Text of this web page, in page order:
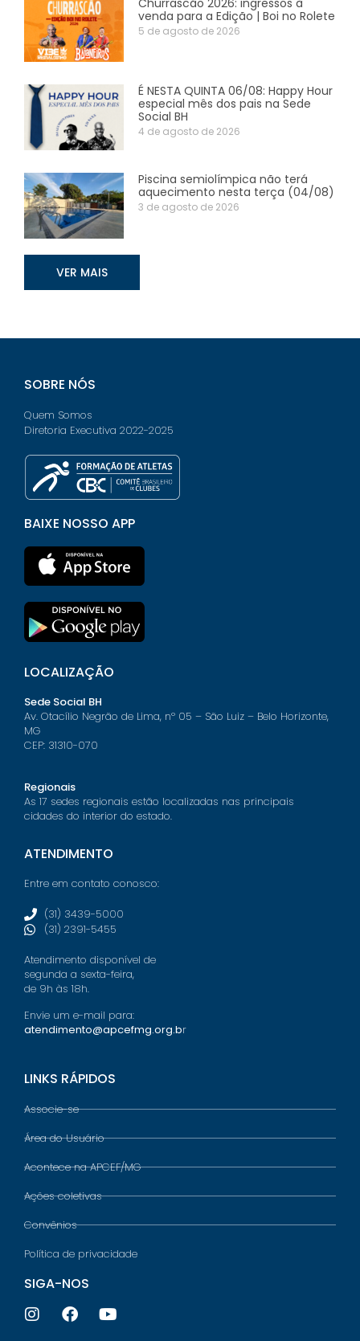
venda para a Edição | Boi no Rolete
5 de agosto de 2026
É NESTA QUINTA 06/08: Happy Hour
especial mês dos pais na Sede
Social BH
4 de agosto de 2026
Piscina semiolímpica não terá
aquecimento nesta terça (04/08)
3 de agosto de 2026
VER MAIS
SOBRE NÓS
Quem Somos
Diretoria Executiva 2022-2025
BAIXE NOSSO APP
LOCALIZAÇÃO
Sede Social BH
Av. Otacílio Negrão de Lima, nº 05 – São Luiz – Belo Horizonte,
MG
CEP: 31310-070
Regionais
As 17 sedes regionais estão localizadas nas principais
cidades do interior do estado.
ATENDIMENTO
Entre em contato conosco:
(31) 3439-5000
(31) 2391-5455
Atendimento disponível de
segunda a sexta-feira,
de 9h às 18h.
Envie um e-mail para:
atendimento@apcefmg.org.br
LINKS RÁPIDOS
Associe-se
Área do Usuário
Acontece na APCEF/MG
Ações coletivas
Convênios
Política de privacidade
SIGA-NOS